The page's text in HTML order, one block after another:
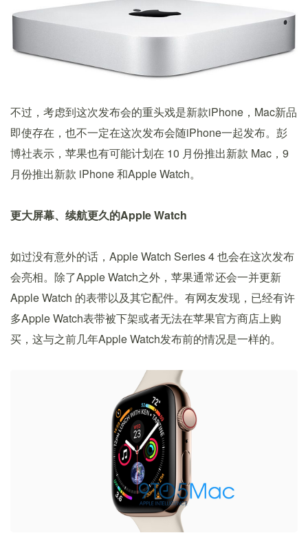
不过，考虑到这次发布会的重头戏是新款iPhone，Mac新品
即使存在，也不一定在这次发布会随iPhone一起发布。彭
博社表示，苹果也有可能计划在 10 月份推出新款 Mac，9
月份推出新款 iPhone 和Apple Watch。
更大屏幕、续航更久的Apple Watch
如过没有意外的话，Apple Watch Series 4 也会在这次发布
会亮相。除了Apple Watch之外，苹果通常还会一并更新
Apple Watch 的表带以及其它配件。有网友发现，已经有许
多Apple Watch表带被下架或者无法在苹果官方商店上购
买，这与之前几年Apple Watch发布前的情况是一样的。